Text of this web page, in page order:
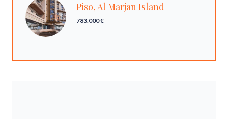
Piso, Al Marjan Island
783.000 €